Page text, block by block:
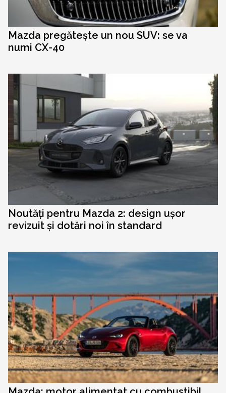
Mazda pregătește un nou SUV: se va
numi CX-40
Noutăți pentru Mazda 2: design ușor
revizuit și dotări noi în standard